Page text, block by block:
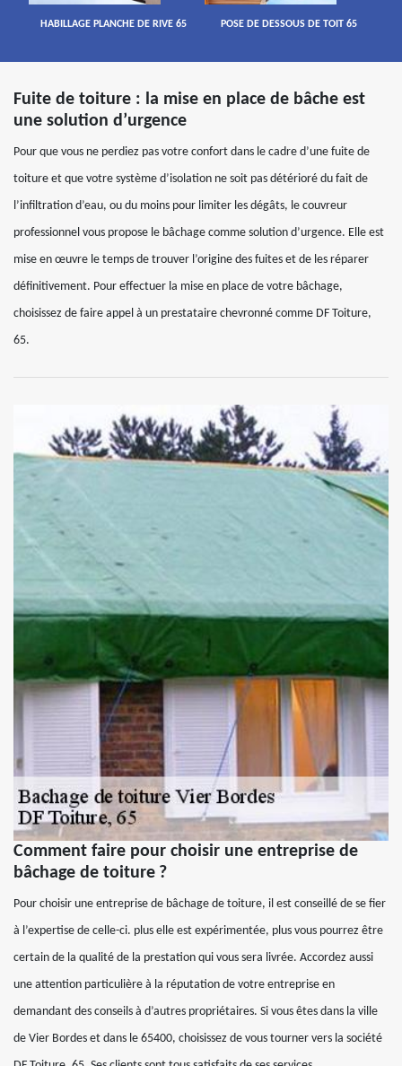
HABILLAGE PLANCHE DE RIVE 65 POSE DE DESSOUS DE TOIT 65
Fuite de toiture : la mise en place de bâche est
une solution d’urgence
Pour que vous ne perdiez pas votre confort dans le cadre d’une fuite de
toiture et que votre système d’isolation ne soit pas détérioré du fait de
l’infiltration d’eau, ou du moins pour limiter les dégâts, le couvreur
professionnel vous propose le bâchage comme solution d’urgence. Elle est
mise en œuvre le temps de trouver l’origine des fuites et de les réparer
définitivement. Pour effectuer la mise en place de votre bâchage,
choisissez de faire appel à un prestataire chevronné comme DF Toiture,
65.
Comment faire pour choisir une entreprise de
bâchage de toiture ?
Pour choisir une entreprise de bâchage de toiture, il est conseillé de se fier
à l’expertise de celle-ci. plus elle est expérimentée, plus vous pourrez être
certain de la qualité de la prestation qui vous sera livrée. Accordez aussi
une attention particulière à la réputation de votre entreprise en
demandant des conseils à d’autres propriétaires. Si vous êtes dans la ville
de Vier Bordes et dans le 65400, choisissez de vous tourner vers la société